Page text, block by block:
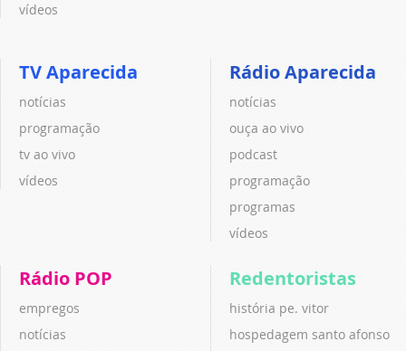
vídeos
TV Aparecida
notícias
programação
tv ao vivo
vídeos
Rádio Aparecida
notícias
ouça ao vivo
podcast
programação
programas
vídeos
Rádio POP
empregos
notícias
Redentoristas
história pe. vitor
hospedagem santo afonso